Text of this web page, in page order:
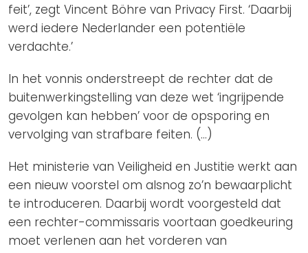
feit’, zegt Vincent Böhre van Privacy First. ‘Daarbij
werd iedere Nederlander een potentiële
verdachte.’
In het vonnis onderstreept de rechter dat de
buitenwerkingstelling van deze wet ‘ingrijpende
gevolgen kan hebben’ voor de opsporing en
vervolging van strafbare feiten. (…)
Het ministerie van Veiligheid en Justitie werkt aan
een nieuw voorstel om alsnog zo’n bewaarplicht
te introduceren. Daarbij wordt voorgesteld dat
een rechter-commissaris voortaan goedkeuring
moet verlenen aan het vorderen van